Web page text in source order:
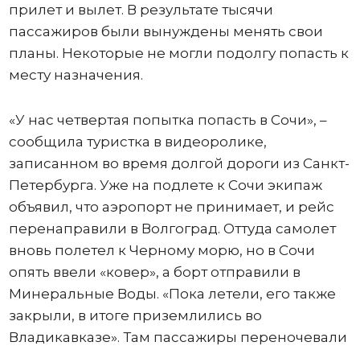
прилет и вылет. В результате тысячи
пассажиров были вынуждены менять свои
планы. Некоторые не могли подолгу попасть к
месту назначения.
«У нас четвертая попытка попасть в Сочи», –
сообщила туристка в видеоролике,
записанном во время долгой дороги из Санкт-
Петербурга. Уже на подлете к Сочи экипаж
объявил, что аэропорт не принимает, и рейс
перенаправили в Волгоград. Оттуда самолет
вновь полетел к Черному морю, но в Сочи
опять ввели «ковер», а борт отправили в
Минеральные Воды. «Пока летели, его также
закрыли, в итоге приземлились во
Владикавказе». Там пассажиры переночевали